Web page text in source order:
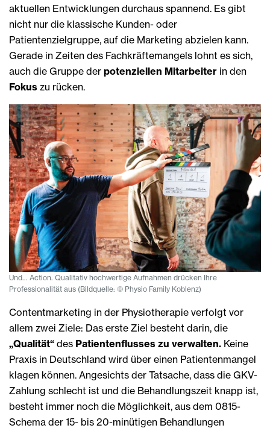
aktuellen Entwicklungen durchaus spannend. Es gibt
nicht nur die klassische Kunden- oder
Patientenzielgruppe, auf die Marketing abzielen kann.
Gerade in Zeiten des Fachkräftemangels lohnt es sich,
auch die Gruppe der potenziellen Mitarbeiter in den
Fokus zu rücken.
Und… Action. Qualitativ hochwertige Aufnahmen drücken Ihre
Professionalität aus (Bildquelle: © Physio Family Koblenz)
Contentmarketing in der Physiotherapie verfolgt vor
allem zwei Ziele: Das erste Ziel besteht darin, die
„Qualität“ des Patientenflusses zu verwalten. Keine
Praxis in Deutschland wird über einen Patientenmangel
klagen können. Angesichts der Tatsache, dass die GKV-
Zahlung schlecht ist und die Behandlungszeit knapp ist,
besteht immer noch die Möglichkeit, aus dem 0815-
Schema der 15- bis 20-minütigen Behandlungen